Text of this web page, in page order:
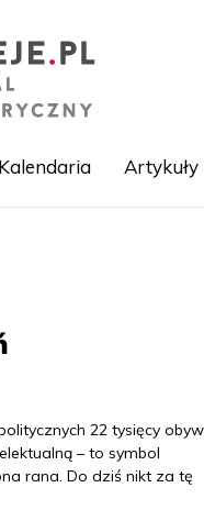
Kalendaria Artykuły
22 tysięcy
– to symbol
rana. Do dziś nikt za tę